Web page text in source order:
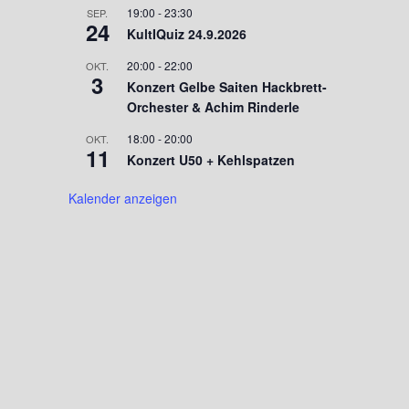
SEP.
24
19:00 -23:30
KultIQuiz 24.9.2026
OKT.
3
20:00 -22:00
Konzert Gelbe Saiten Hackbrett-
Orchester & Achim Rinderle
OKT.
11
18:00 -20:00
Konzert U50 + Kehlspatzen
Kalender anzeigen